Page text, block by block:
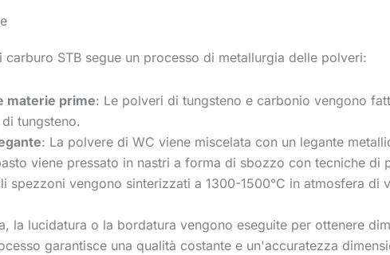
STB segue un processo di metallurgia delle polveri:
materie prime: Le polveri di tungsteno e carbonio vengono
tungsteno.
: La polvere di WC viene miscelata con un legante
viene pressato in nastri a forma di sbozzo con tecniche di
spezzoni vengono sinterizzati a 1300-1500°C in atmosfera
la lucidatura o la bordatura vengono eseguite per ottenere
garantisce una qualità costante e un'accuratezza